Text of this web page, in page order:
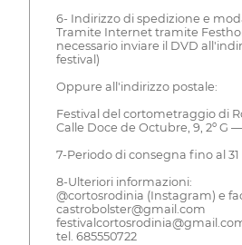
6- Indirizzo di spedizione e
Tramite Internet tramite
necessario inviare il DVD
festival)
Oppure all'indirizzo postale:
Festival del cortometraggio di
Calle Doce de Octubre, 9, 2º G
7-Periodo di consegna fino al 31
8-Ulteriori informazioni:
@cortosrodinia (Instagram) e
castrobolster@gmail.com
tel. 685550722